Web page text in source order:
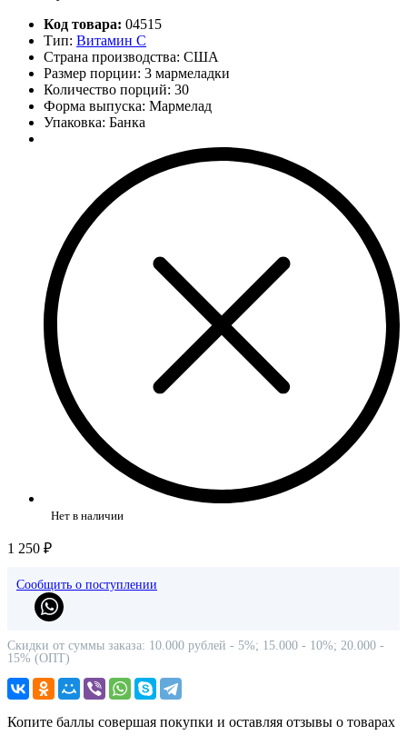
Код товара: 04515
Тип: Витамин C
Страна производства: США
Размер порции: 3 мармеладки
Количество порций: 30
Форма выпуска: Мармелад
Упаковка: Банка
Нет в наличии
1 250 ₽
Сообщить о поступлении
Скидки от суммы заказа: 10.000 рублей - 5%; 15.000 - 10%; 20.000 -
15% (ОПТ)
Копите баллы совершая покупки и оставляя отзывы о товарах